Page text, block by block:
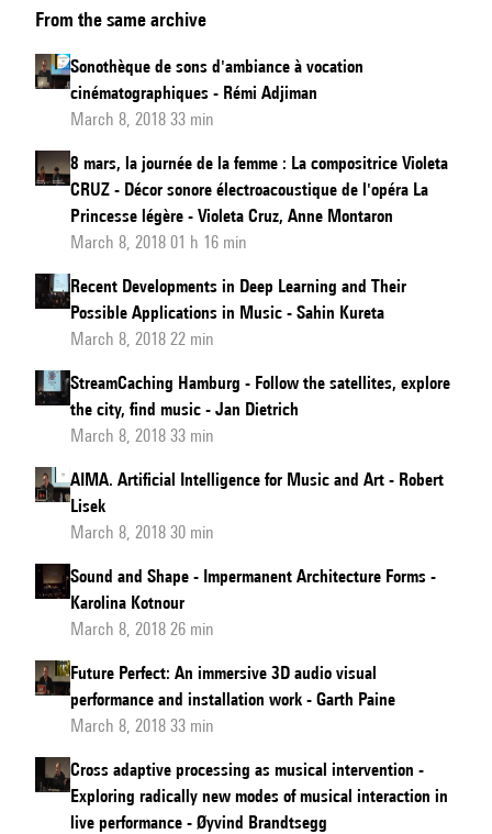
the
package
pour
musique
mixte
From the same archive
Sonothèque de sons d'ambiance à vocation
cinématographiques - Rémi Adjiman
March 8, 2018 33 min
8 mars, la journée de la femme : La compositrice Violeta
CRUZ - Décor sonore électroacoustique de l'opéra La
Princesse légère - Violeta Cruz, Anne Montaron
March 8, 2018 01 h 16 min
Recent Developments in Deep Learning and Their
Possible Applications in Music - Sahin Kureta
March 8, 2018 22 min
StreamCaching Hamburg - Follow the satellites, explore
the city, find music - Jan Dietrich
March 8, 2018 33 min
AIMA. Artificial Intelligence for Music and Art - Robert
Lisek
March 8, 2018 30 min
Sound and Shape - Impermanent Architecture Forms -
Karolina Kotnour
March 8, 2018 26 min
Future Perfect: An immersive 3D audio visual
performance and installation work - Garth Paine
March 8, 2018 33 min
Cross adaptive processing as musical intervention -
Exploring radically new modes of musical interaction in
live performance - Øyvind Brandtsegg